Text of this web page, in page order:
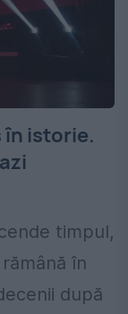
în istorie.
timpul,
în
după